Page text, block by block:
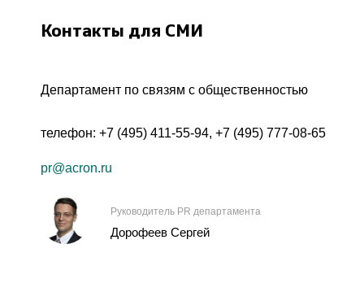
Контакты для СМИ
Департамент по связям с общественностью
телефон: +7 (495) 411-55-94, +7 (495) 777-08-65
pr@acron.ru
Руководитель PR департамента
Дорофеев Сергей